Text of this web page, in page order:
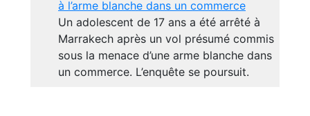
à l’arme blanche dans un commerce
Un adolescent de 17 ans a été arrêté à
Marrakech après un vol présumé commis
sous la menace d’une arme blanche dans
un commerce. L’enquête se poursuit.